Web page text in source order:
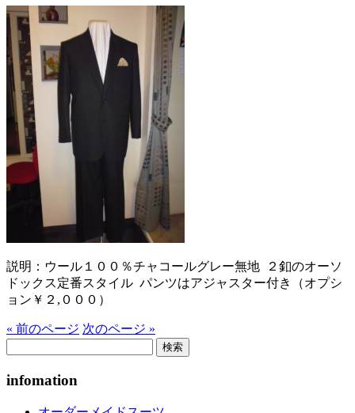
説明：ウール１００％チャコールグレー無地 ２釦のオーソ
ドックス定番スタイル パンツはアジャスター付き（オプシ
ョン￥２,０００）
« 前のページ 次のページ »
infomation